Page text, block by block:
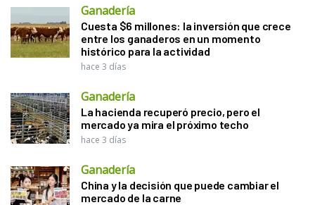
Ganadería
Cuesta $6 millones: la inversión que crece
entre los ganaderos en un momento
histórico para la actividad
hace 3 días
Ganadería
La hacienda recuperó precio, pero el
mercado ya mira el próximo techo
hace 3 días
Ganadería
China y la decisión que puede cambiar el
mercado de la carne